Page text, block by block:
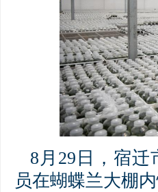
8月29日，宿
员在蝴蝶兰大棚内